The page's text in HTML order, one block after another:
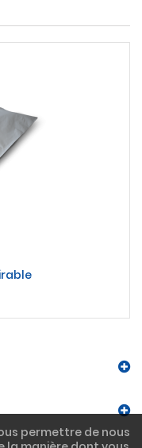
permettre de nous